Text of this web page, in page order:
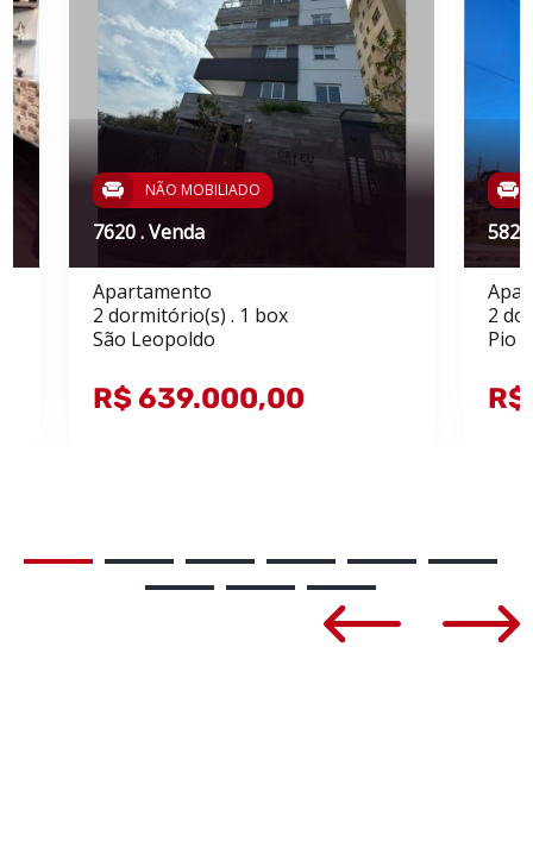
NÃO MOBILIADO
7620 . Venda
Apartamento
2 dormitório(s) . 1 box
São Leopoldo
R$ 639.000,00
2
Pio X